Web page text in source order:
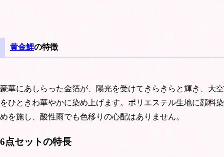
黄金鯉の特徴
豪華にあしらった金箔が、陽光を受けてきらきらと輝き、大空
をひときわ華やかに染め上げます。ポリエステル生地に顔料染
めを施し、酸性雨でも色移りの心配はありません。
6点セットの特長